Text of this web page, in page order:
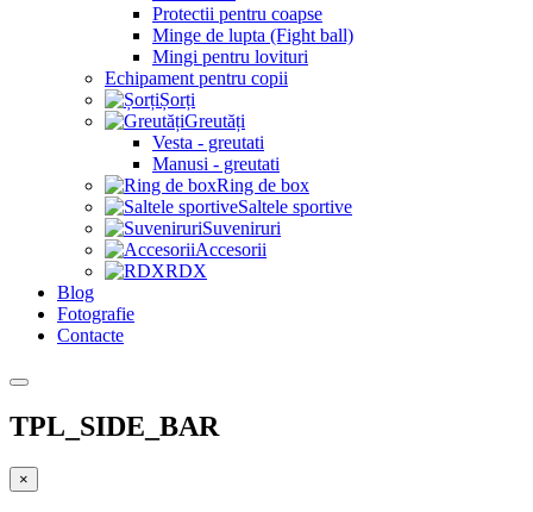
Protectii pentru coapse
Minge de lupta (Fight ball)
Mingi pentru lovituri
Echipament pentru copii
Șorți
Greutăți
Vesta - greutati
Manusi - greutati
Ring de box
Saltele sportive
Suveniruri
Accesorii
RDX
Blog
Fotografie
Contacte
TPL_SIDE_BAR
×